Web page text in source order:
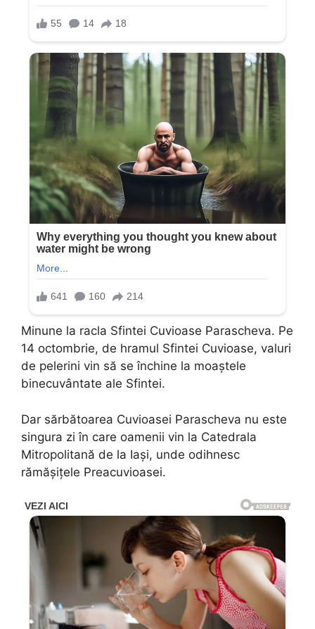
Minune la racla Sfintei Cuvioase Parascheva. Pe
14 octombrie, de hramul Sfintei Cuvioase, valuri
de pelerini vin să se închine la moaştele
binecuvântate ale Sfintei.
Dar sărbătoarea Cuvioasei Parascheva nu este
singura zi în care oamenii vin la Catedrala
Mitropolitană de la Iaşi, unde odihnesc
rămăşiţele Preacuvioasei.